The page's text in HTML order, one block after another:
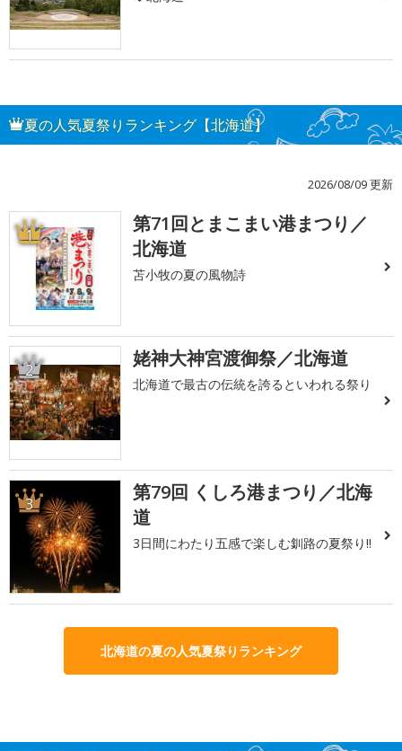
夏の人気夏祭りランキング【北海道】
2026/08/09 更新
1
第71回とまこまい港まつり／
北海道
苫小牧の夏の風物詩
2 姥神大神宮渡御祭／北海道
北海道で最古の伝統を誇るといわれる祭り
3
第79回 くしろ港まつり／北海
道
3日間にわたり五感で楽しむ釧路の夏祭り!!
北海道の夏の人気夏祭りランキング